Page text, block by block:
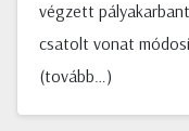
végzett
csatolt vonat
(tovább…)